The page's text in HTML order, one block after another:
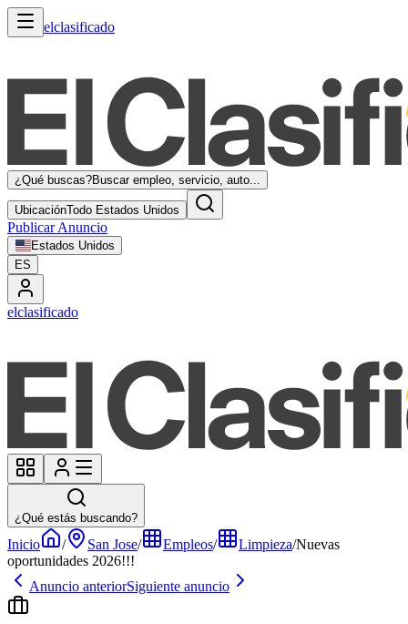
elclasificado
¿Qué buscas?Buscar empleo, servicio, auto...
UbicaciónTodo Estados Unidos
Publicar Anuncio
Estados Unidos
ES
elclasificado
¿Qué estás buscando?
Inicio / San Jose/ Empleos/ Limpieza/Nuevas
oportunidades 2026!!!
Anuncio anteriorSiguiente anuncio